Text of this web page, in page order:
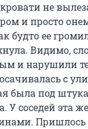
не
и просто
будто ее
Видимо,
и нарушили
с
была под
У соседей эта
Пришлось